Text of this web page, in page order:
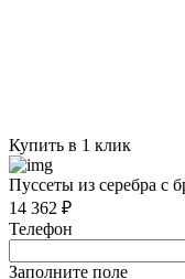
Купить в 1 клик
Пуссеты из серебра с
14 362 ₽
Телефон
Заполните поле